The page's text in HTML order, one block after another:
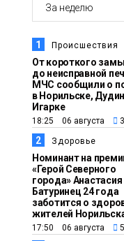
14:36
Плато
Путорана
На
13:47
Новости
в
1 Происшествия
От короткого
до неисправной
МЧС сообщили о
в Норильске,
Игарке
18:25 06 августа
2 Здоровье
Номинант на
«Герой Северного
города» Анастасия
Батуринец 24 года
заботится о
жителей
17:50 06 августа